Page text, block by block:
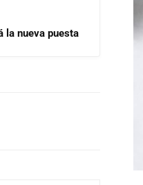
la nueva puesta